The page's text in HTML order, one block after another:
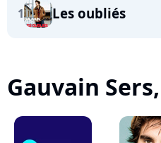
1 Les oubliés
Gauvain